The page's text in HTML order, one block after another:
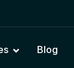
Blog